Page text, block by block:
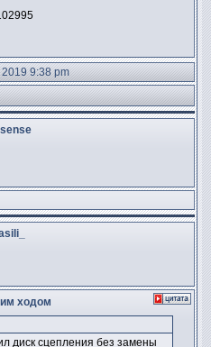
9:38 pm
ходом
диск сцепления без замены